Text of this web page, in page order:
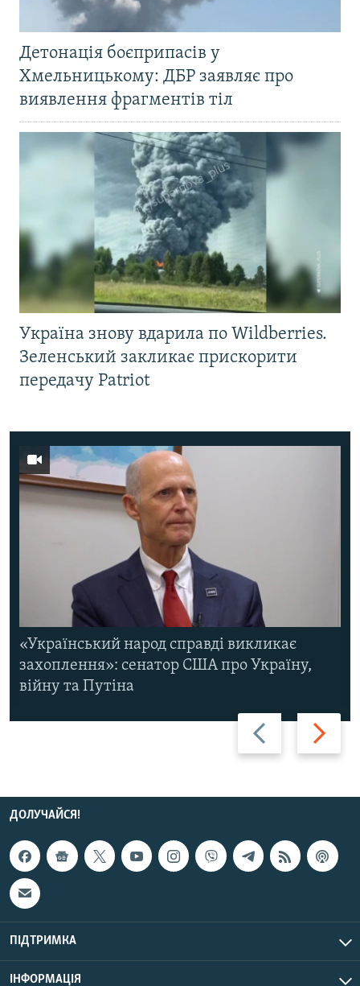
Детонація боєприпасів у
Хмельницькому: ДБР заявляє про
виявлення фрагментів тіл
Україна знову вдарила по Wildberries.
Зеленський закликає прискорити
передачу Patriot
Назад Вперед
«Український народ справді викликає
захоплення»: сенатор США про Україну,
війну та Путіна
ДОЛУЧАЙСЯ!
ПІДТРИМКА
ІНФОРМАЦІЯ